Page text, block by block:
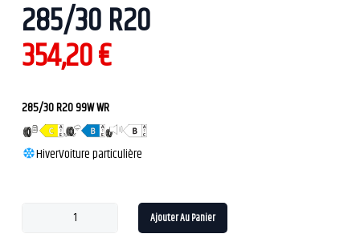
285/30 R20
354,20€
285/30 R20 99W WR
HiverVoiture particulière
Ajouter Au Panier